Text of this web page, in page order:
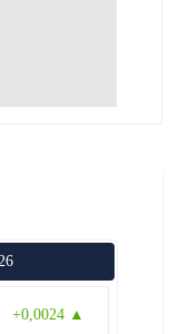
+0,0024 ▲